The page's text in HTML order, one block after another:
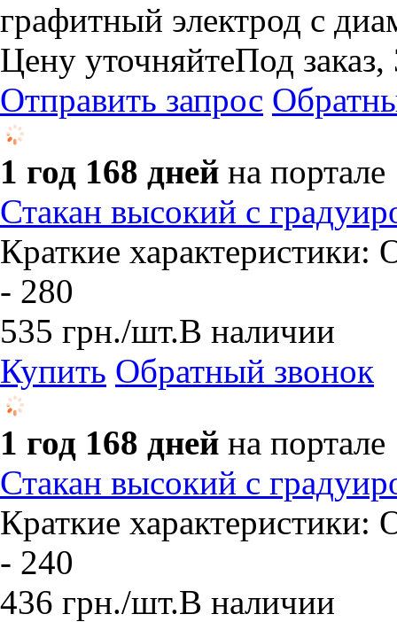
графитный электрод с
Цену уточняйтеПод заказ,
Отправить запрос
1 год 168 дней на портале
Стакан высокий с
Краткие
- 280
535 грн./шт.В наличии
Купить Обратный звонок
1 год 168 дней на портале
Стакан высокий с
Краткие
- 240
436 грн./шт.В наличии